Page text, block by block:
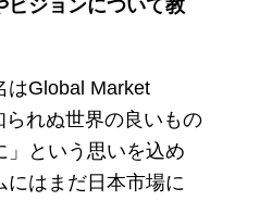
ジョンについて教
はGlobal Market
れぬ世界の良いもの
」という思いを込め
にはまだ日本市場に